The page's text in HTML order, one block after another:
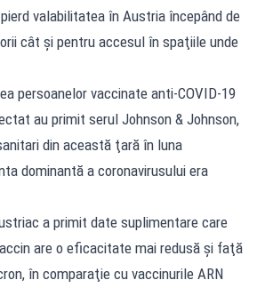
valabilitatea în Austria începând de
cât şi pentru accesul în spaţiile unde
persoanelor vaccinate anti-COVID-19
au primit serul Johnson & Johnson,
din această ţară în luna
dominantă a coronavirusului era
a primit date suplimentare care
are o eficacitate mai redusă şi faţă
în comparaţie cu vaccinurile ARN